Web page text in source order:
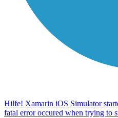
Hilfe! Xamarin iOS Simulator
fatal error occured when trying to